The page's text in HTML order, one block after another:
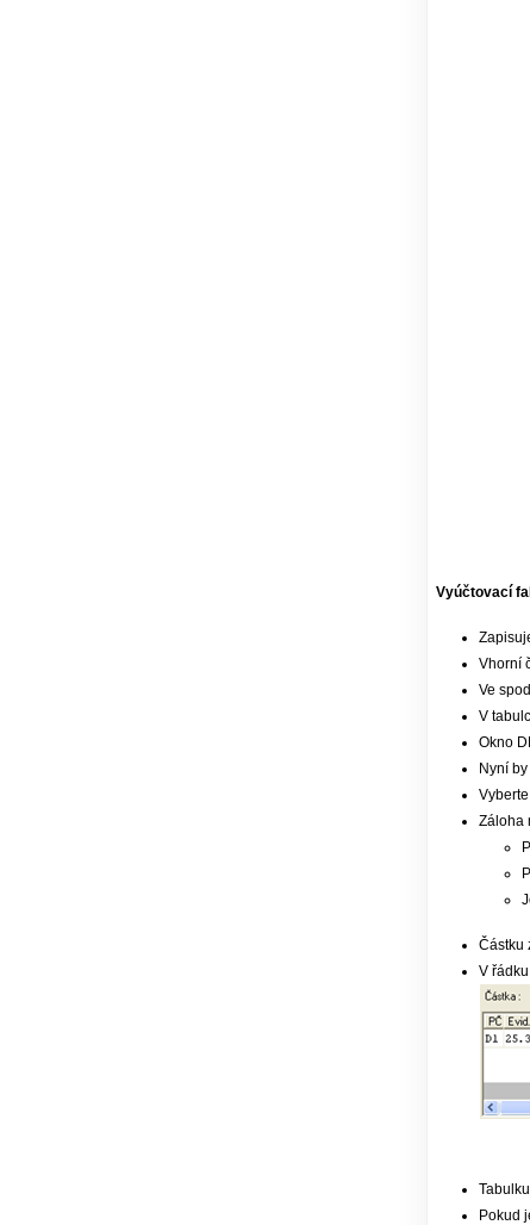
Vyúčtovací
Vhorní
Ve
V
Okno
Nyní
Záloha
Částku
V
Pokud